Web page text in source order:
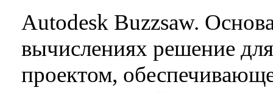
Autodesk Buzzsaw.
вычислениях решение
проектом,